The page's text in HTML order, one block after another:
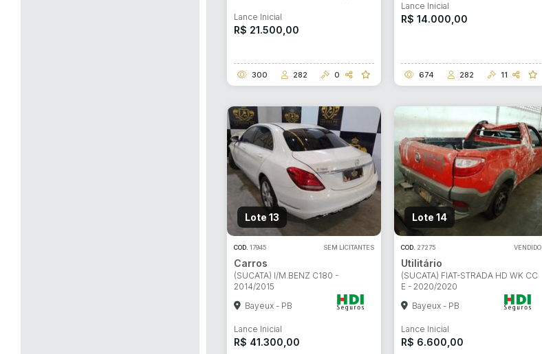
Habilite-se para efetuar lances ou propostas
Lance Inicial
R$ 21.500,00
300 282 0
Lance Inicial
R$ 14.000,00
674 282 11
Lote 13
COD. 17945 SEM LICITANTES
Carros
(SUCATA) I/M.BENZ C180 -
2014/2015
Bayeux - PB
Lance Inicial
R$ 41.300,00
Lote 14
COD. 27275 VENDIDO
Utilitário
(SUCATA) FIAT-STRADA HD WK CC
E - 2020/2020
Bayeux - PB
Lance Inicial
R$ 6.600,00